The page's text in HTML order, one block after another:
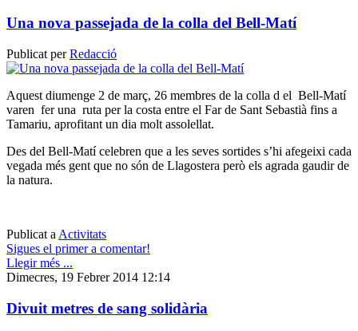
Una nova passejada de la colla del Bell-Matí
Publicat perRedacció
Aquest diumenge 2 de març, 26 membres de la colla d el Bell-Matí
varen fer una ruta per la costa entre el Far de Sant Sebastià fins a
Tamariu, aprofitant un dia molt assolellat.
Des del Bell-Matí celebren que a les seves sortides s’hi afegeixi cada
vegada més gent que no són de Llagostera però els agrada gaudir de
la natura.
Publicat a Activitats
Sigues el primer a comentar!
Llegir més ...
Dimecres, 19 Febrer 2014 12:14
Divuit metres de sang solidària